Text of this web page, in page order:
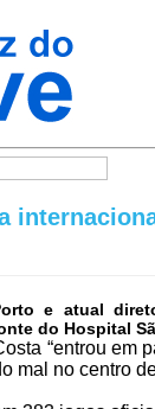
e atual
do Hospital
“entrou em
mal no centro